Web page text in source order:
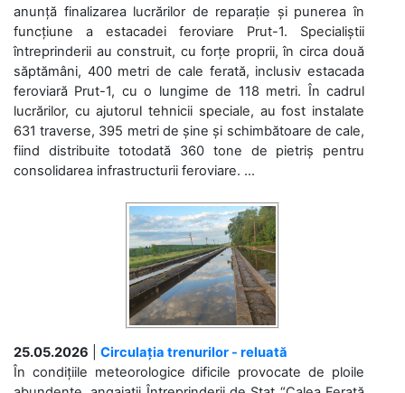
anunță finalizarea lucrărilor de reparație și punerea în
funcțiune a estacadei feroviare Prut-1. Specialiștii
întreprinderii au construit, cu forțe proprii, în circa două
săptămâni, 400 metri de cale ferată, inclusiv estacada
feroviară Prut-1, cu o lungime de 118 metri. În cadrul
lucrărilor, cu ajutorul tehnicii speciale, au fost instalate
631 traverse, 395 metri de șine și schimbătoare de cale,
fiind distribuite totodată 360 tone de pietriș pentru
consolidarea infrastructurii feroviare. ...
25.05.2026
Circulația trenurilor - reluată
În condițiile meteorologice dificile provocate de ploile